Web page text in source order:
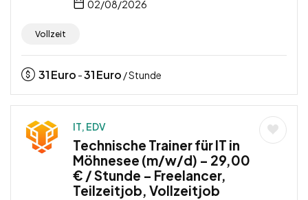
02/08/2026
Vollzeit
31Euro -31Euro / Stunde
IT, EDV
Technische Trainer für IT in
Möhnesee (m/w/d) – 29,00
€ / Stunde – Freelancer,
Teilzeitjob, Vollzeitjob